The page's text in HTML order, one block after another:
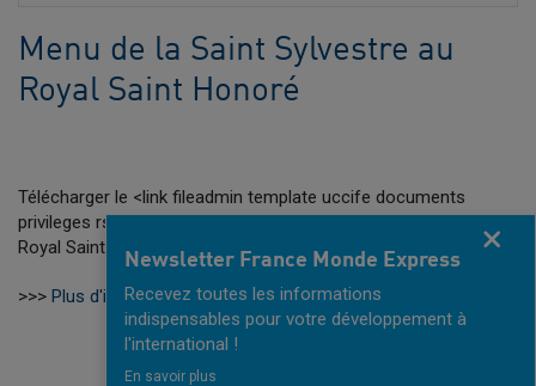
Menu de la Saint Sylvestre au
Royal Saint Honoré
Télécharger le <link fileadmin template uccife documents
privileges rsh_menu.pdf _blank>menu de la Saint Sylvestre au
Royal Saint Honoré
>>> Plus d'informations sur l'hôtel Royal Saint Honoré
Newsletter France Monde Express
Recevez toutes les informations
indispensables pour votre développement à
l'international !
En savoir plus